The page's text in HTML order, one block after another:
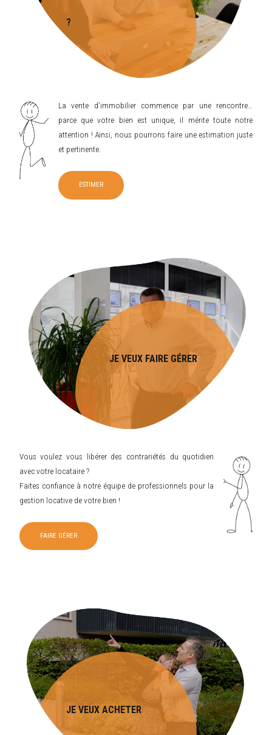
?
La vente d’immobilier commence par une rencontre…
parce que votre bien est unique, il mérite toute notre
attention ! Ainsi, nous pourrons faire une estimation juste
et pertinente.
ESTIMER
JE VEUX FAIRE GÉRER
Vous voulez vous libérer des contrariétés du quotidien
avec votre locataire ?
Faites confiance à notre équipe de professionnels pour la
gestion locative de votre bien !
FAIRE GÉRER
JE VEUX ACHETER